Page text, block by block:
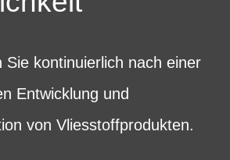
Sie kontinuierlich nach einer
Entwicklung und
von Vliesstoffprodukten.